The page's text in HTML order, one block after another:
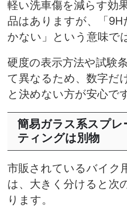
軽い洗車傷を減らす効
品はありますが、「
かない」という意味で
硬度の表示方法や試験
て異なるため、数字だ
と決めない方が安心で
簡易ガラス系スプレ
ティングは別物
市販されているバイク
は、大きく分けると次
ります。